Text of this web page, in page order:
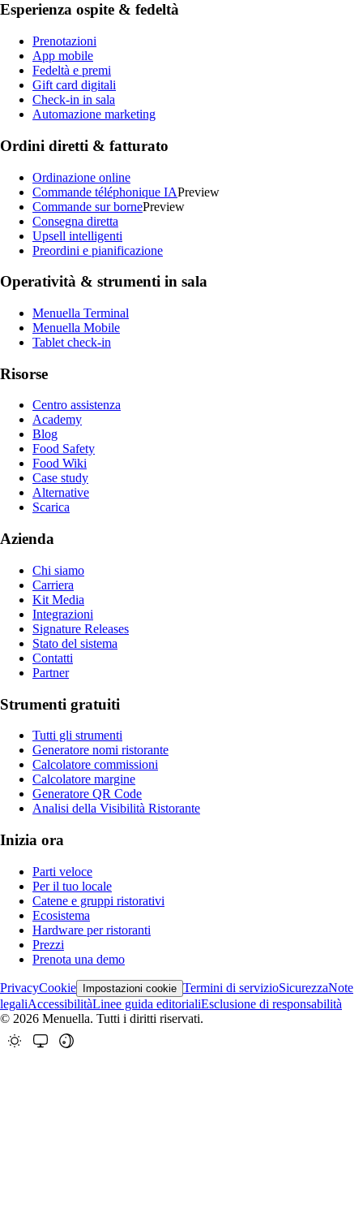
Esperienza ospite & fedeltà
Prenotazioni
App mobile
Fedeltà e premi
Gift card digitali
Check-in in sala
Automazione marketing
Ordini diretti & fatturato
Ordinazione online
Commande téléphonique IAPreview
Commande sur bornePreview
Consegna diretta
Upsell intelligenti
Preordini e pianificazione
Operatività & strumenti in sala
Menuella Terminal
Menuella Mobile
Tablet check-in
Risorse
Centro assistenza
Academy
Blog
Food Safety
Food Wiki
Case study
Alternative
Scarica
Azienda
Chi siamo
Carriera
Kit Media
Integrazioni
Signature Releases
Stato del sistema
Contatti
Partner
Strumenti gratuiti
Tutti gli strumenti
Generatore nomi ristorante
Calcolatore commissioni
Calcolatore margine
Generatore QR Code
Analisi della Visibilità Ristorante
Inizia ora
Parti veloce
Per il tuo locale
Catene e gruppi ristorativi
Ecosistema
Hardware per ristoranti
Prezzi
Prenota una demo
PrivacyCookie Impostazioni cookie Termini di servizioSicurezzaNote
legaliAccessibilitàLinee guida editorialiEsclusione di responsabilità
© 2026 Menuella. Tutti i diritti riservati.